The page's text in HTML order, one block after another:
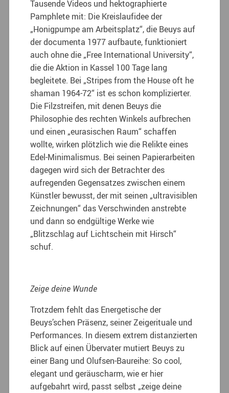
Tausende Videos und hektographierte
Pamphlete mit: Die Kreislaufidee der
„Honigpumpe am Arbeitsplatz“, die Beuys auf
der documenta 1977 aufbaute, funktioniert
auch ohne die „Free International University“,
die die Aktion in Kassel 100 Tage lang
begleitete. Bei „Stripes from the House oft he
shaman 1964-72“ ist es schon komplizierter.
Die Filzstreifen, mit denen Beuys die
Philosophie des rechten Winkels aufbrechen
und einen „eurasischen Raum“ schaffen
wollte, wirken plötzlich wie die Relikte eines
Edel-Minimalismus. Bei seinen Papierarbeiten
dagegen wird sich der Betrachter des
aufregenden Gegensatzes zwischen einem
Künstler bewusst, der mit seinen „ultravisiblen
Zeichnungen“ das Verschwinden anstrebte
und dann so endgültige Werke wie
„Blitzschlag auf Lichtschein mit Hirsch“
schuf.
Zeige deine Wunde
Trotzdem fehlt das Energetische der
Beuys’schen Präsenz, seiner Zeigerituale und
Performances. In diesem extrem distanzierten
Blick auf einen Übervater mutiert Beuys zu
einer Bang und Olufsen-Baureihe: So cool,
elegant und geräuscharm, wie er hier
aufgebahrt wird, passt selbst „zeige deine